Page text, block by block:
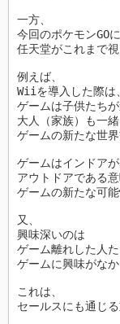
一方、
今回のポケモンGOに
任天堂がこれまで
例えば、
Wiiを導入した際は
ゲームは子供たち
大人（家族）も一
ゲームの新たな世
ゲームはインドア
アウトドアである
ゲームの新たな可
又、
興味深いのは
ゲーム離れした人た
ゲームに興味がな
これは、
セールスにも通じ